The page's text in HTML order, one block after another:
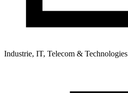
Industrie, IT, Telecom & Technologies